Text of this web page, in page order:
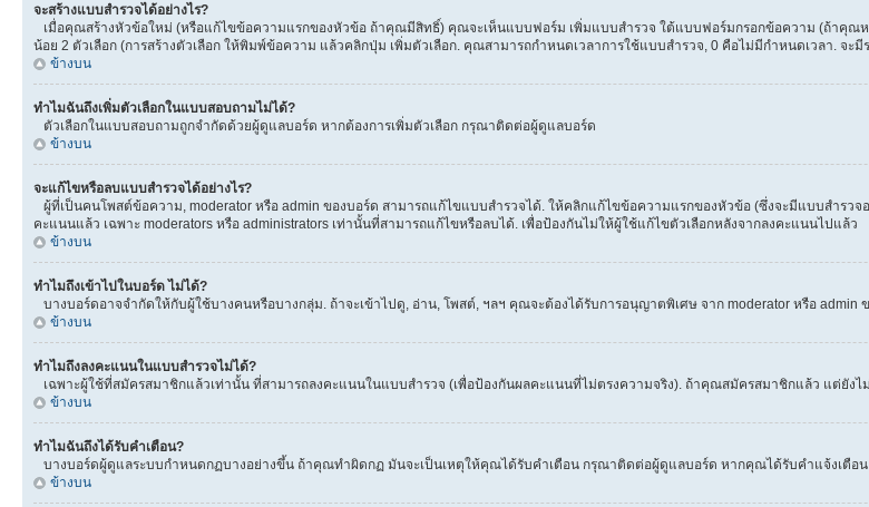
จะสร้างแบบสำรวจได้อย่างไร?
เมื่อคุณสร้างหัวข้อใหม่ (หรือแก้ไขข้อความแรกของหัวข้อ ถ้าคุณมีสิทธิ์) คุณจะเห็นแบบฟอร์ม เพิ่มแบบสำรวจ ใต้แบบฟอร์มกรอกข้อความ (ถ้าคุณ
น้อย 2 ตัวเลือก (การสร้างตัวเลือก ให้พิมพ์ข้อความ แล้วคลิกปุ่ม เพิ่มตัวเลือก. คุณสามารถกำหนดเวลาการใช้แบบสำรวจ, 0 คือไม่มีกำหนดเวลา. จะ
ข้างบน
ทำไมฉันถึงเพิ่มตัวเลือกในแบบสอบถามไม่ได้?
ตัวเลือกในแบบสอบถามถูกจำกัดด้วยผู้ดูแลบอร์ด หากต้องการเพิ่มตัวเลือก กรุณาติดต่อผู้ดูแลบอร์ด
ข้างบน
จะแก้ไขหรือลบแบบสำรวจได้อย่างไร?
ผู้ที่เป็นคนโพสต์ข้อความ, moderator หรือ admin ของบอร์ด สามารถแก้ไขแบบสำรวจได้. ให้คลิกแก้ไขข้อความแรกของหัวข้อ (ซึ่งจะมีแบบสำร
คะแนนแล้ว เฉพาะ moderators หรือ administrators เท่านั้นที่สามารถแก้ไขหรือลบได้. เพื่อป้องกันไม่ให้ผู้ใช้แก้ไขตัวเลือกหลังจากลงคะแนนไปแล้ว
ข้างบน
ทำไมถึงเข้าไปในบอร์ด ไม่ได้?
บางบอร์ดอาจจำกัดให้กับผู้ใช้บางคนหรือบางกลุ่ม. ถ้าจะเข้าไปดู, อ่าน, โพสต์, ฯลฯ คุณจะต้องได้รับการอนุญาตพิเศษ จาก moderator หรือ
ข้างบน
ทำไมถึงลงคะแนนในแบบสำรวจไม่ได้?
เฉพาะผู้ใช้ที่สมัครสมาชิกแล้วเท่านั้น ที่สามารถลงคะแนนในแบบสำรวจ (เพื่อป้องกันผลคะแนนที่ไม่ตรงความจริง). ถ้าคุณสมัครสมาชิกแล้ว แต่ยัง
ข้างบน
ทำไมฉันถึงได้รับคำเตือน?
บางบอร์ดผู้ดูแลระบบกำหนดกฏบางอย่างขึ้น ถ้าคุณทำผิดกฏ มันจะเป็นเหตุให้คุณได้รับคำเตือน กรุณาติดต่อผู้ดูแลบอร์ด หากคุณได้รับคำแจ้งเตือ
ข้างบน